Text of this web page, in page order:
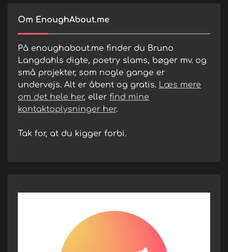
Om EnoughAbout.me
På enoughabout.me finder du Bruno
Langdahls digte, poetry slams, bøger mv. og
små projekter, som nogle gange er
undervejs. Alt er åbent og gratis. Læs mere
om det hele her, eller find mine
kontaktoplysninger her.
Tak for, at du kigger forbi.